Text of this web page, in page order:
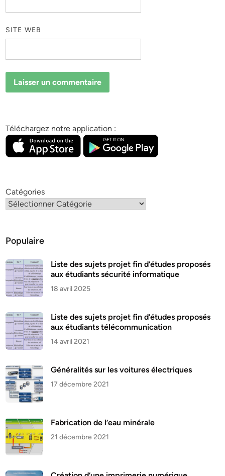
SITE WEB
Téléchargez notre application :
Catégories
Populaire
Liste des sujets projet fin d’études proposés
aux étudiants sécurité informatique
18 avril 2025
Liste des sujets projet fin d’études proposés
aux étudiants télécommunication
14 avril 2021
Généralités sur les voitures électriques
17 décembre 2021
Fabrication de l’eau minérale
21 décembre 2021